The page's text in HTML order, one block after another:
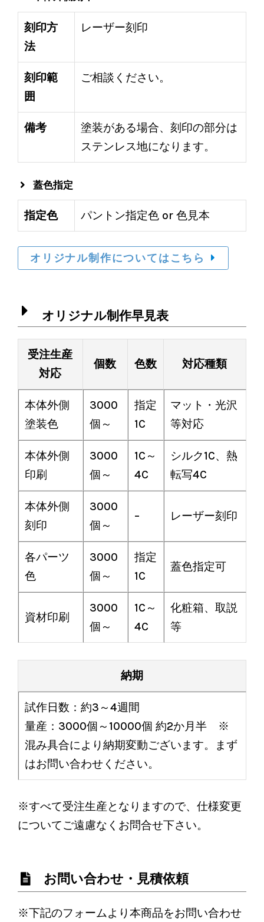
刻印方
法
レーザー刻印
刻印範
囲
ご相談ください。
備考
塗装がある場合、刻印の部分は
ステンレス地になります。
蓋色指定
指定色 パントン指定色 or 色見本
オリジナル制作についてはこちら
オリジナル制作早見表
受注生産
対応
個数 色数 対応種類
本体外側
塗装色
3000
個～
指定
1C
マット・光沢
等対応
本体外側
印刷
3000
個～
1C～
4C
シルク1C、熱
転写4C
本体外側
刻印
3000
個～
– レーザー刻印
各パーツ
色
3000
個～
指定
1C
蓋色指定可
資材印刷
3000
個～
1C～
4C
化粧箱、取説
等
納期
試作日数：約3～4週間
量産：3000個～10000個 約2か月半 ※
混み具合により納期変動ございます。まず
はお問い合わせください。
※すべて受注生産となりますので、仕様変更
についてご遠慮なくお問合せ下さい。
お問い合わせ・見積依頼
※下記のフォームより本商品をお問い合わせ